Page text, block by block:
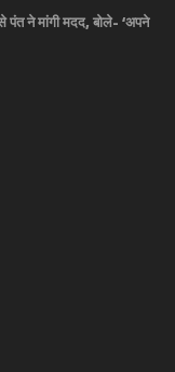
पंत ने मांगी मदद, बोले- ‘अपने